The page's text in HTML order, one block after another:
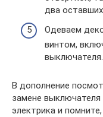
два
Одеваем
винтом,
выключателя.
В дополнение
замене
электрика и